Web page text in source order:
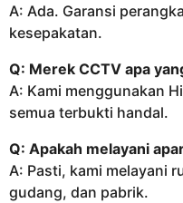
A: Ada. Garansi
kesepakatan.
Q: Merek CCTV apa
A: Kami menggunakan
semua terbukti handal.
Q: Apakah melayani
A: Pasti, kami melayani
gudang, dan pabrik.